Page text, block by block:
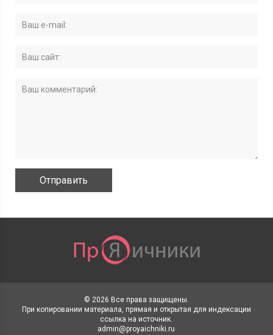
© 2026 Все права защищены.
При копировании материала, прямая и открытая для индексации
ссылка на источник.
admin@proyaichniki.ru